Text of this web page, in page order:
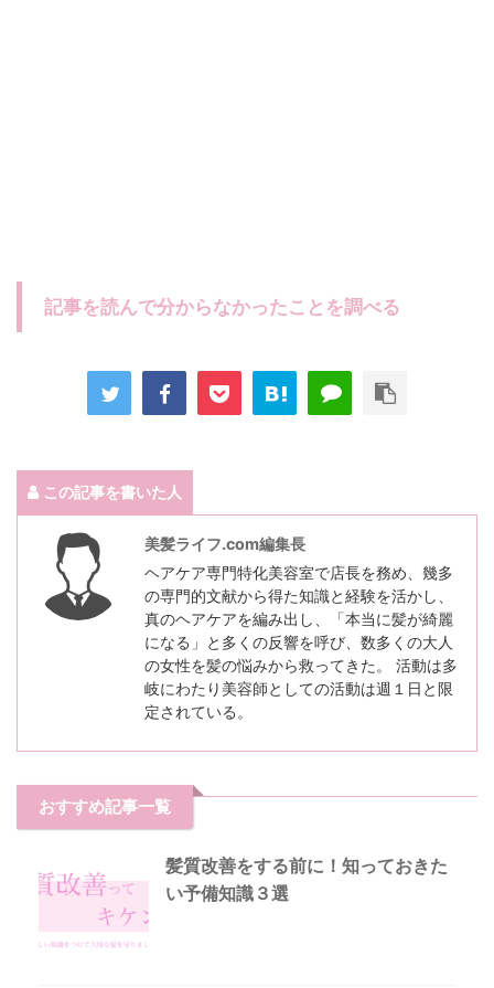
記事を読んで分からなかったことを調べる
この記事を書いた人
美髪ライフ.com編集長
ヘアケア専門特化美容室で店長を務め、幾多
の専門的文献から得た知識と経験を活かし、
真のヘアケアを編み出し、「本当に髪が綺麗
になる」と多くの反響を呼び、数多くの大人
の女性を髪の悩みから救ってきた。 活動は多
岐にわたり美容師としての活動は週１日と限
定されている。
おすすめ記事一覧
髪質改善をする前に！知っておきた
い予備知識３選